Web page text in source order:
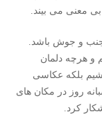
بی معنی می بیند.
جنب و جوش باشد.
و هرچه دلمان
بلکه عکاسی
روز در مکان های
کرد.